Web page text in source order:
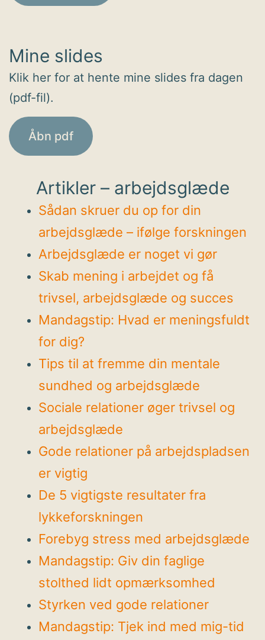
Mine slides
Klik her for at hente mine slides fra dagen
(pdf-fil).
Åbn pdf
Artikler – arbejdsglæde
Sådan skruer du op for din
arbejdsglæde – ifølge forskningen
Arbejdsglæde er noget vi gør
Skab mening i arbejdet og få
trivsel, arbejdsglæde og succes
Mandagstip: Hvad er meningsfuldt
for dig?
Tips til at fremme din mentale
sundhed og arbejdsglæde
Sociale relationer øger trivsel og
arbejdsglæde
Gode relationer på arbejdspladsen
er vigtig
De 5 vigtigste resultater fra
lykkeforskningen
Forebyg stress med arbejdsglæde
Mandagstip: Giv din faglige
stolthed lidt opmærksomhed
Styrken ved gode relationer
Mandagstip: Tjek ind med mig-tid